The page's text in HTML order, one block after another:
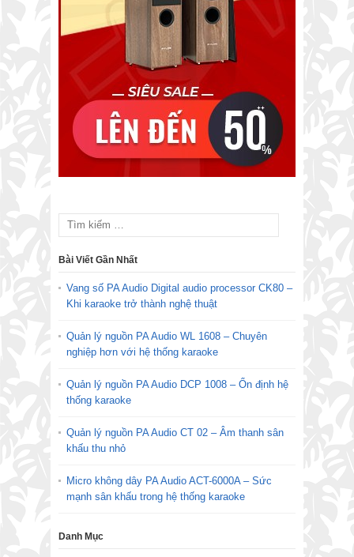
Bài Viết Gần Nhất
Vang số PA Audio Digital audio processor CK80 –
Khi karaoke trở thành nghệ thuật
Quản lý nguồn PA Audio WL 1608 – Chuyên
nghiệp hơn với hệ thống karaoke
Quản lý nguồn PA Audio DCP 1008 – Ổn định hệ
thống karaoke
Quản lý nguồn PA Audio CT 02 – Âm thanh sân
khấu thu nhỏ
Micro không dây PA Audio ACT-6000A – Sức
mạnh sân khấu trong hệ thống karaoke
Danh Mục